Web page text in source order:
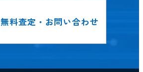
無料査定・お問い合わせ